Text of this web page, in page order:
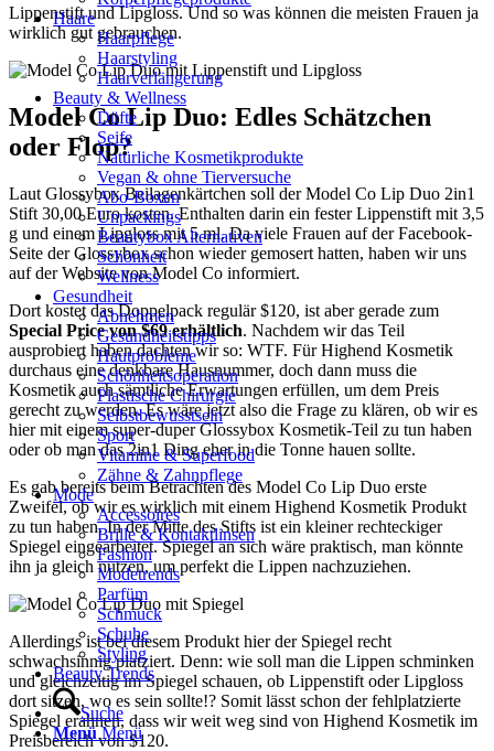
Haare
Haarpflege
Haarstyling
Haarverlängerung
Beauty & Wellness
Düfte
Seife
Natürliche Kosmetikprodukte
Vegan & ohne Tierversuche
Abo-Boxen
Unpackings
Beautybox Alternativen
Schönheit
Wellness
Gesundheit
Abnehmen
Gesundheitstipps
Hautprobleme
Schönheitsoperation
Plastische Chirurgie
Selbstbewusstsein
Sport
Vitamine & Superfood
Zähne & Zahnpflege
Mode
Accessoires
Brille & Kontaktlinsen
Fashion
Modetrends
Parfüm
Schmuck
Schuhe
Styling
Beauty Trends
Suche
Menü Menü
Lippenstift und Lipgloss. Und so was können die meisten Frauen ja
wirklich gut gebrauchen.
Model Co Lip Duo: Edles Schätzchen
oder Flop?
Laut Glossybox Beilagenkärtchen soll der Model Co Lip Duo 2in1
Stift 30,00 Euro kosten. Enthalten darin ein fester Lippenstift mit 3,5
g und einem Lipgloss mit 5 ml. Da viele Frauen auf der Facebook-
Seite der Glossybox schon wieder gemosert hatten, haben wir uns
auf der Website von Model Co informiert.
Dort kostet das Doppelpack regulär $120, ist aber gerade zum
Special Price von $69 erhältlich. Nachdem wir das Teil
ausprobiert haben dachten wir so: WTF. Für Highend Kosmetik
durchaus eine denkbare Hausnummer, doch dann muss die
Kosmetik auch sämtliche Erwartungen erfüllen, um dem Preis
gerecht zu werden. Es wäre jetzt also die Frage zu klären, ob wir es
hier mit einem super-duper Glossybox Kosmetik-Teil zu tun haben
oder ob man das 2in1 Ding eher in die Tonne hauen sollte.
Es gab bereits beim Betrachten des Model Co Lip Duo erste
Zweifel, ob wir es wirklich mit einem Highend Kosmetik Produkt
zu tun haben. In der Mitte des Stifts ist ein kleiner rechteckiger
Spiegel eingearbeitet. Spiegel an sich wäre praktisch, man könnte
ihn ja gleich nutzen, um perfekt die Lippen nachzuziehen.
Allerdings ist bei diesem Produkt hier der Spiegel recht
schwachsinnig platziert. Denn: wie soll man die Lippen schminken
und gleichzeitig im Spiegel schauen, ob Lippenstift oder Lipgloss
dort sitzen, wo es sein sollte!? Somit lässt schon der fehlplatzierte
Spiegel erahnen, dass wir weit weg sind von Highend Kosmetik im
Preisbereich von $120.